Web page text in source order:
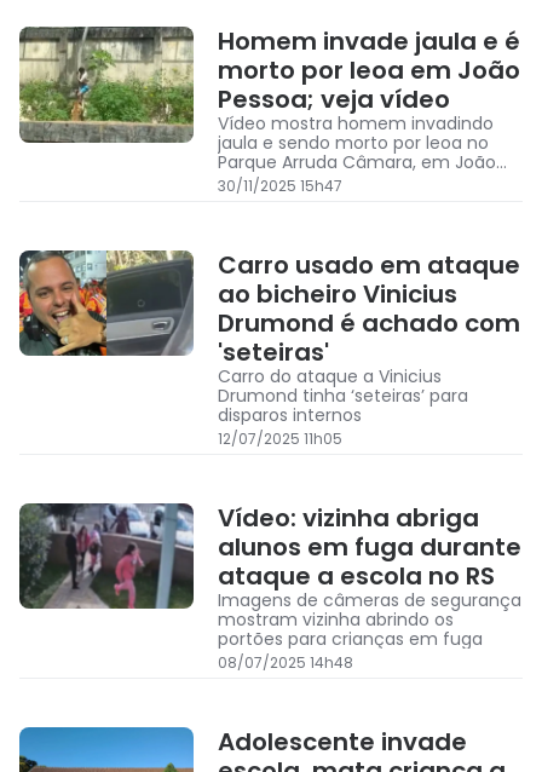
Homem invade jaula e é
morto por leoa em João
Pessoa; veja vídeo
Vídeo mostra homem invadindo
jaula e sendo morto por leoa no
Parque Arruda Câmara, em João
Pessoa
30/11/2025 15h47
Carro usado em ataque
ao bicheiro Vinicius
Drumond é achado com
'seteiras'
Carro do ataque a Vinicius
Drumond tinha ‘seteiras’ para
disparos internos
12/07/2025 11h05
Vídeo: vizinha abriga
alunos em fuga durante
ataque a escola no RS
Imagens de câmeras de segurança
mostram vizinha abrindo os
portões para crianças em fuga
08/07/2025 14h48
Adolescente invade